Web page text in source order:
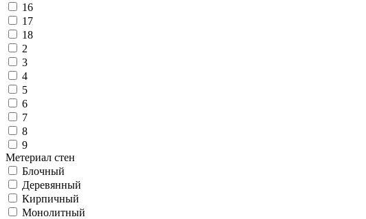
16
17
18
2
3
4
5
6
7
8
9
Метериал стен
Блочный
Деревянный
Кирпичный
Монолитный